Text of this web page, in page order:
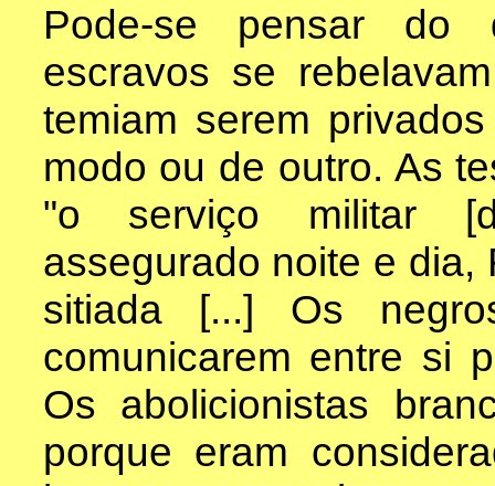
Pode-se pensar do
escravos se
temiam serem
modo ou de outro. As
"o serviço militar
assegurado noite e
sitiada [...] Os
comunicarem entre si
Os abolicionistas
porque eram